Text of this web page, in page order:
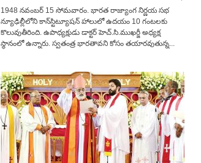
1948 నవంబర్‌ 15 సోమవారం. భారత రాజ్యాంగ నిర్ణయ సభ
న్యూఢిల్లీలోని కాన్‌స్టిట్యూషన్‌ హాలులో ఉదయం 10 గంటలకు
కొలువుతీరింది. ఉపాధ్యక్షుడు డాక్టర్‌ హెచ్‌.సి.ముఖర్జీ అధ్యక్ష
స్థానంలో ఉన్నారు. స్వతంత్ర భారతావని కోసం తయారవుతున్న...